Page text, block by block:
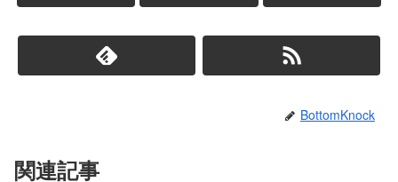
BottomKnock
関連記事